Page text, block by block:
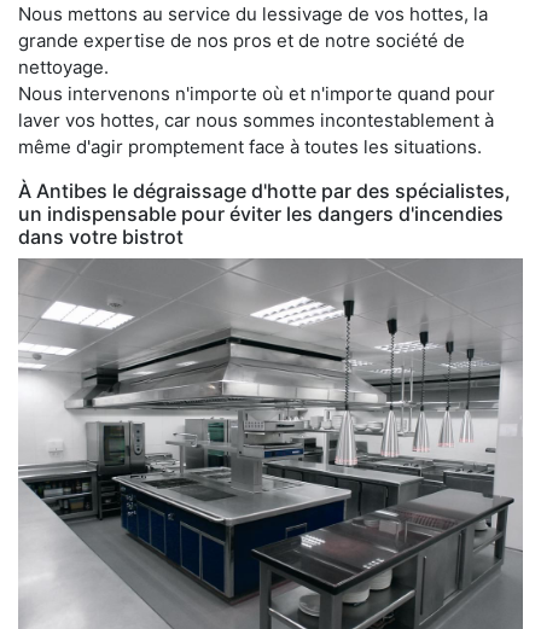
Nous mettons au service du lessivage de vos hottes, la
grande expertise de nos pros et de notre société de
nettoyage.
Nous intervenons n'importe où et n'importe quand pour
laver vos hottes, car nous sommes incontestablement à
même d'agir promptement face à toutes les situations.
À Antibes le dégraissage d'hotte par des spécialistes,
un indispensable pour éviter les dangers d'incendies
dans votre bistrot